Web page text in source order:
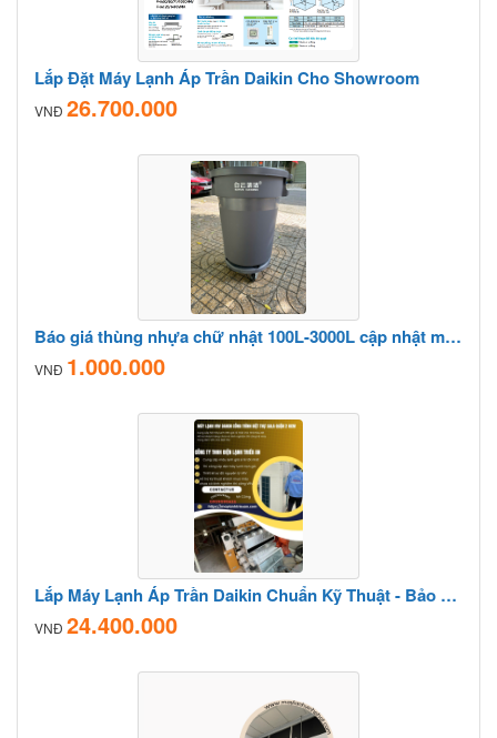
Lắp Đặt Máy Lạnh Áp Trần Daikin Cho Showroom
VNĐ 26.700.000
Báo giá thùng nhựa chữ nhật 100L-3000L cập nhật mới nhất 2026
VNĐ 1.000.000
Lắp Máy Lạnh Áp Trần Daikin Chuẩn Kỹ Thuật - Bảo Hành Dài Hạn
VNĐ 24.400.000